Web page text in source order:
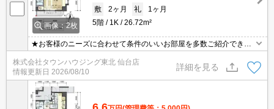
画像：2枚
敷
2ヶ月 礼
1ヶ月
5階
1K 26.72m²
★お客様のニーズに合わせて条件のいいお部屋を多数ご紹介できま
す★賃貸物件のお部屋探しはタウンハウジングへ
株式会社タウンハウジング東北 仙台店
情報更新日 2026/08/10
詳細を見る